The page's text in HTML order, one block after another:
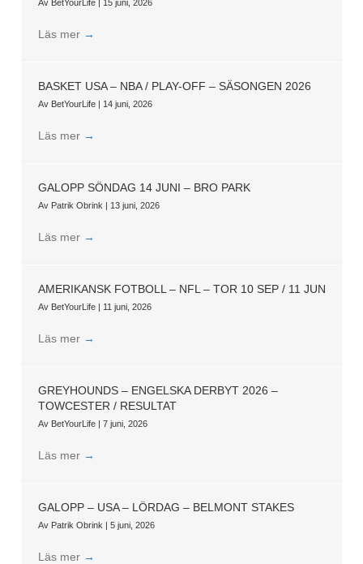
Av BetYourLife | 15 juni, 2026
Läs mer →
BASKET USA – NBA / PLAY-OFF – SÄSONGEN 2026
Av BetYourLife | 14 juni, 2026
Läs mer →
GALOPP SÖNDAG 14 JUNI – BRO PARK
Av Patrik Obrink | 13 juni, 2026
Läs mer →
AMERIKANSK FOTBOLL – NFL – TOR 10 SEP / 11 JUN
Av BetYourLife | 11 juni, 2026
Läs mer →
GREYHOUNDS – ENGELSKA DERBYT 2026 –
TOWCESTER / RESULTAT
Av BetYourLife | 7 juni, 2026
Läs mer →
GALOPP – USA – LÖRDAG – BELMONT STAKES
Av Patrik Obrink | 5 juni, 2026
Läs mer →